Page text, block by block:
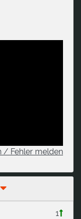
/ Fehler melden
1